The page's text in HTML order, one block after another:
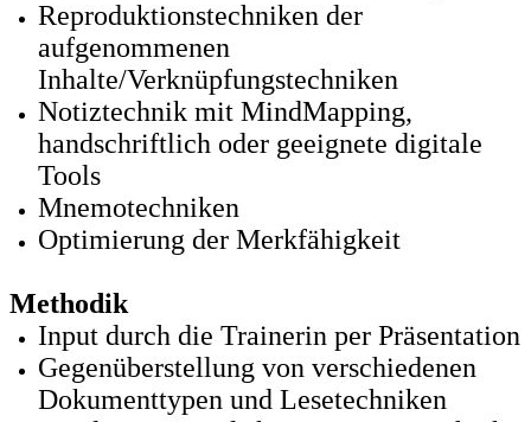
Reproduktionstechniken der
aufgenommenen
Inhalte/Verknüpfungstechniken
Notiztechnik mit MindMapping,
handschriftlich oder geeignete digitale
Tools
Mnemotechniken
Optimierung der Merkfähigkeit
Methodik
Input durch die Trainerin per Präsentation
Gegenüberstellung von verschiedenen
Dokumenttypen und Lesetechniken